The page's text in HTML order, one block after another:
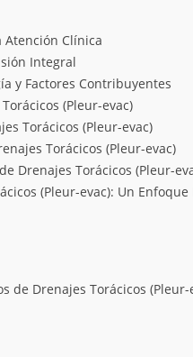
Atención Clínica
Integral
y Factores Contribuyentes
(Pleur-evac)
Torácicos (Pleur-evac)
Torácicos (Pleur-evac)
Drenajes Torácicos (Pleur-
(Pleur-evac): Un
de Drenajes Torácicos (Pleur-